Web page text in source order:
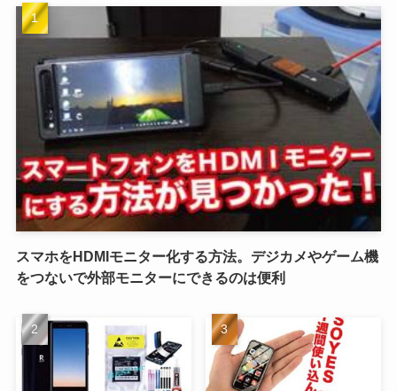
スマホをHDMIモニター化する方法。デジカメやゲーム機
をつないで外部モニターにできるのは便利